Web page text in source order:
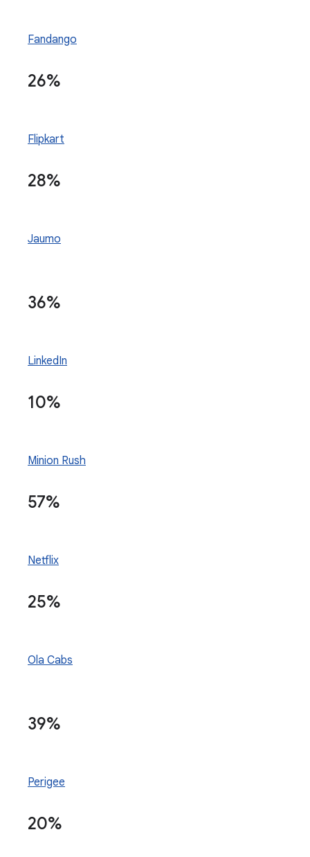
Fandango
26%
Flipkart
28%
Jaumo
36%
LinkedIn
10%
Minion Rush
57%
Netflix
25%
Ola Cabs
39%
Perigee
20%